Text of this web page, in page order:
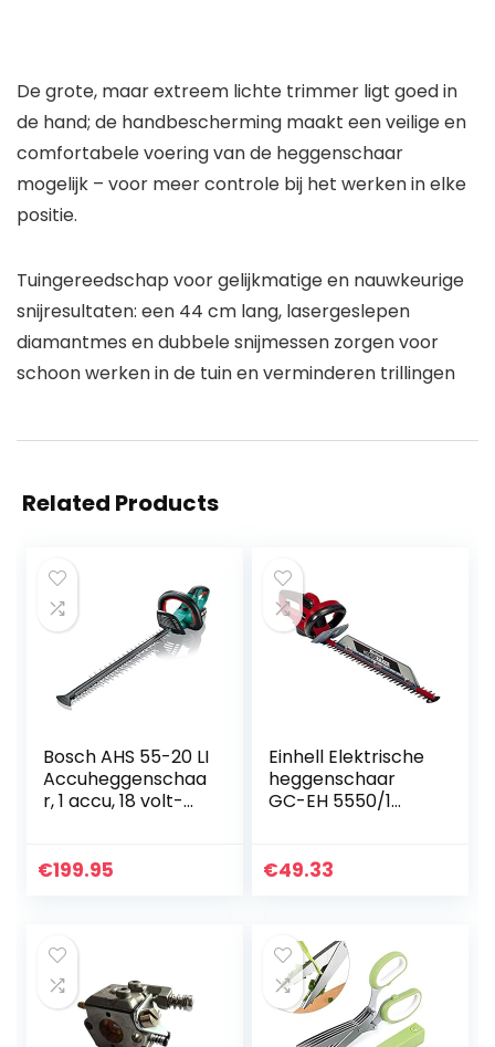
De grote, maar extreem lichte trimmer ligt goed in
de hand; de handbescherming maakt een veilige en
comfortabele voering van de heggenschaar
mogelijk – voor meer controle bij het werken in elke
positie.
Tuingereedschap voor gelijkmatige en nauwkeurige
snijresultaten: een 44 cm lang, lasergeslepen
diamantmes en dubbele snijmessen zorgen voor
schoon werken in de tuin en verminderen trillingen
Related Products
Bosch AHS 55-20 LI
Accuheggenschaa
r, 1 accu, 18 volt-
€199.95
Einhell Elektrische
heggenschaar
GC-EH 5550/1
metalen
€49.33